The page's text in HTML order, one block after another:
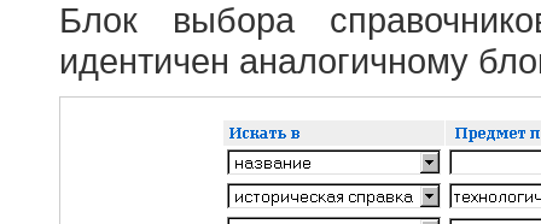
Блок выбора
идентичен аналогичному